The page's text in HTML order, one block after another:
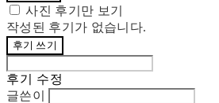
사진 후기만 보기
작성된 후기가 없습니다.
후기 쓰기
후기 수정
글쓴이